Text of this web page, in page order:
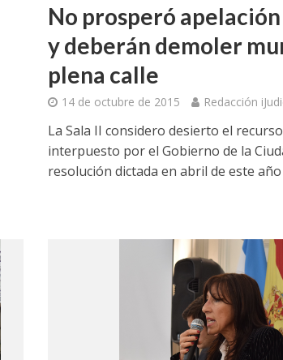
No prosperó
y deberán demoler
plena calle
14 de octubre de 2015 Redacción
La Sala II considero desierto el
interpuesto por el Gobierno de la
resolución dictada en abril de este año